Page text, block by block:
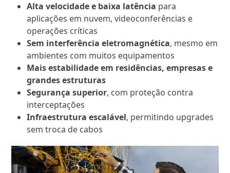
Alta velocidade e baixa latência para
aplicações em nuvem, videoconferências e
operações críticas
Sem interferência eletromagnética, mesmo em
ambientes com muitos equipamentos
Mais estabilidade em residências, empresas e
grandes estruturas
Segurança superior, com proteção contra
interceptações
Infraestrutura escalável, permitindo upgrades
sem troca de cabos